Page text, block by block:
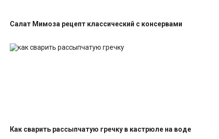
Салат Мимоза рецепт классический с консервами
Как сварить рассыпчатую гречку в кастрюле на воде